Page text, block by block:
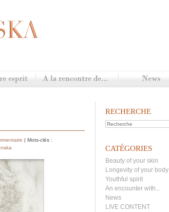
RECHERCHE
CATÉGORIES
Beauty of your skin
Longevity of your body
Youthful spirit
An encounter with...
News
LIVE CONTENT
| Mots-clés :